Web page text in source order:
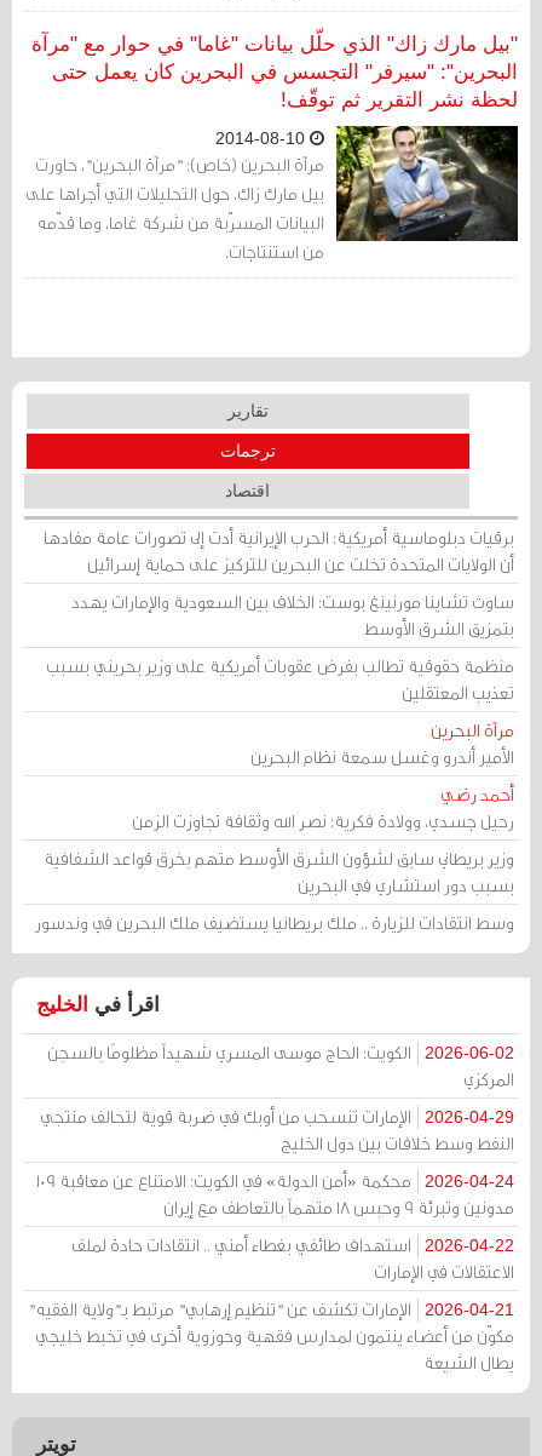
حول حرب التجسس الإلكترونية في البحرين
ودول أخرى.
"بيل مارك زاك" الذي حلّل بيانات "غاما" في حوار مع "مرآة
البحرين": "سيرفر" التجسس في البحرين كان يعمل حتى
لحظة نشر التقرير ثم توقّف!
مرآة البحرين (خاص): "مرآة البحرين"، حاورت
بيل مارك زاك، حول التحليلات التي أجراها على
البيانات المسرّبة من شركة غاما، وما قدّمه
من استنتاجات.
تقارير
ترجمات
اقتصاد
برقيات دبلوماسية أمريكية: الحرب الإيرانية أدت إلى تصورات عامة مفادها
أن الولايات المتحدة تخلت عن البحرين للتركيز على حماية إسرائيل
ساوث تشاينا مورنينغ بوست: الخلاف بين السعودية والإمارات يهدد
بتمزيق الشرق الأوسط
منظمة حقوقية تطالب بفرض عقوبات أمريكية على وزير بحريني بسبب
تعذيب المعتقلين
مرآة البحرين
الأمير أندرو وغسل سمعة نظام البحرين
أحمد رضي
رحيل جسدي، وولادة فكرية: نصر الله وثقافة تجاوزت الزمن
وزير بريطاني سابق لشؤون الشرق الأوسط متهم بخرق قواعد الشفافية
بسبب دور استشاري في البحرين
وسط انتقادات للزيارة .. ملك بريطانيا يستضيف ملك البحرين في وندسور
اقرأ في الخليج
2026-06-02
الكويت: الحاج موسى المسري شهيداً مظلومًا بالسجن
المركزي
2026-04-29
الإمارات تنسحب من أوبك في ضربة قوية لتحالف منتجي
النفط وسط خلافات بين دول الخليج
2026-04-24
محكمة «أمن الدولة» في الكويت: الامتناع عن معاقبة 109
مدونين وتبرئة 9 وحبس 18 متهماً بالتعاطف مع إيران
2026-04-22
استهداف طائفي بغطاء أمني .. انتقادات حادة لملف
الاعتقالات في الإمارات
2026-04-21
الإمارات تكشف عن "تنظيم إرهابي" مرتبط بـ"ولاية الفقيه"
مكوّن من أعضاء ينتمون لمدارس فقهية وحوزوية أخرى في تخبط خليجي
يطال الشيعة
تويتر